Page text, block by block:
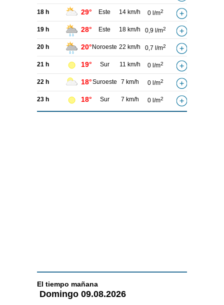
18 h 29° Este 14 km/h 0 l/m2
19 h 28° Este 18 km/h 0,9 l/m2
20 h 20° Noroeste 22 km/h 0,7 l/m2
21 h 19° Sur 11 km/h 0 l/m2
22 h 18°Suroeste 7 km/h 0 l/m2
23 h 18° Sur 7 km/h 0 l/m2
El tiempo mañana
Domingo 09.08.2026